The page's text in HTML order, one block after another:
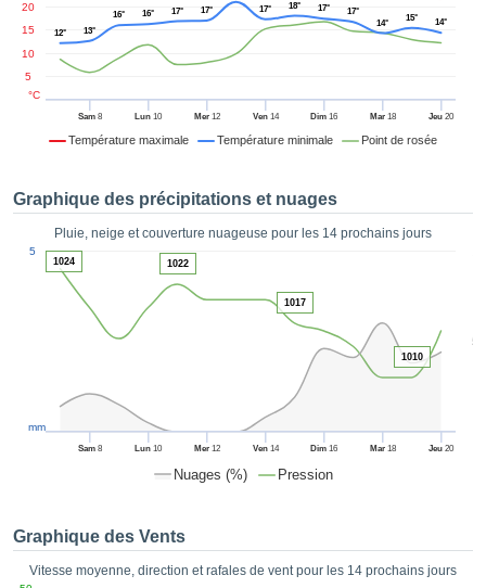
les
:
les
des
de
sur
ACCEPTER
CONTINUER
Température maximale Température minimale Point de rosée
Sam8 Lun 10 Mer12 Ven14 Dim 16 Mar18 Jeu 20
5
10
15
20
°C
12° 13°
16° 16° 17° 17°
17°
18° 17°
17°
14°
15° 14°
Graphique des précipitations et nuages
Pluie, neige et couverture nuageuse pour les 14 prochains jours
Nuages (%) Pression
50
Sam8 Lun 10 Mer12 Ven14 Dim 16 Mar18 Jeu 20
5
mm
1024 1022
1017
1010
Graphique des Vents
Vitesse moyenne, direction et rafales de vent pour les 14 prochains jours